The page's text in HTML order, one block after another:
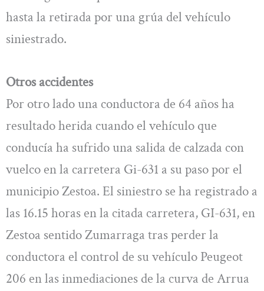
hasta la retirada por una grúa del vehículo
siniestrado.
Otros accidentes
Por otro lado una conductora de 64 años ha
resultado herida cuando el vehículo que
conducía ha sufrido una salida de calzada con
vuelco en la carretera Gi-631 a su paso por el
municipio Zestoa. El siniestro se ha registrado a
las 16.15 horas en la citada carretera, GI-631, en
Zestoa sentido Zumarraga tras perder la
conductora el control de su vehículo Peugeot
206 en las inmediaciones de la curva de Arrua